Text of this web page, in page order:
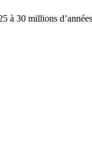
à 30 millions